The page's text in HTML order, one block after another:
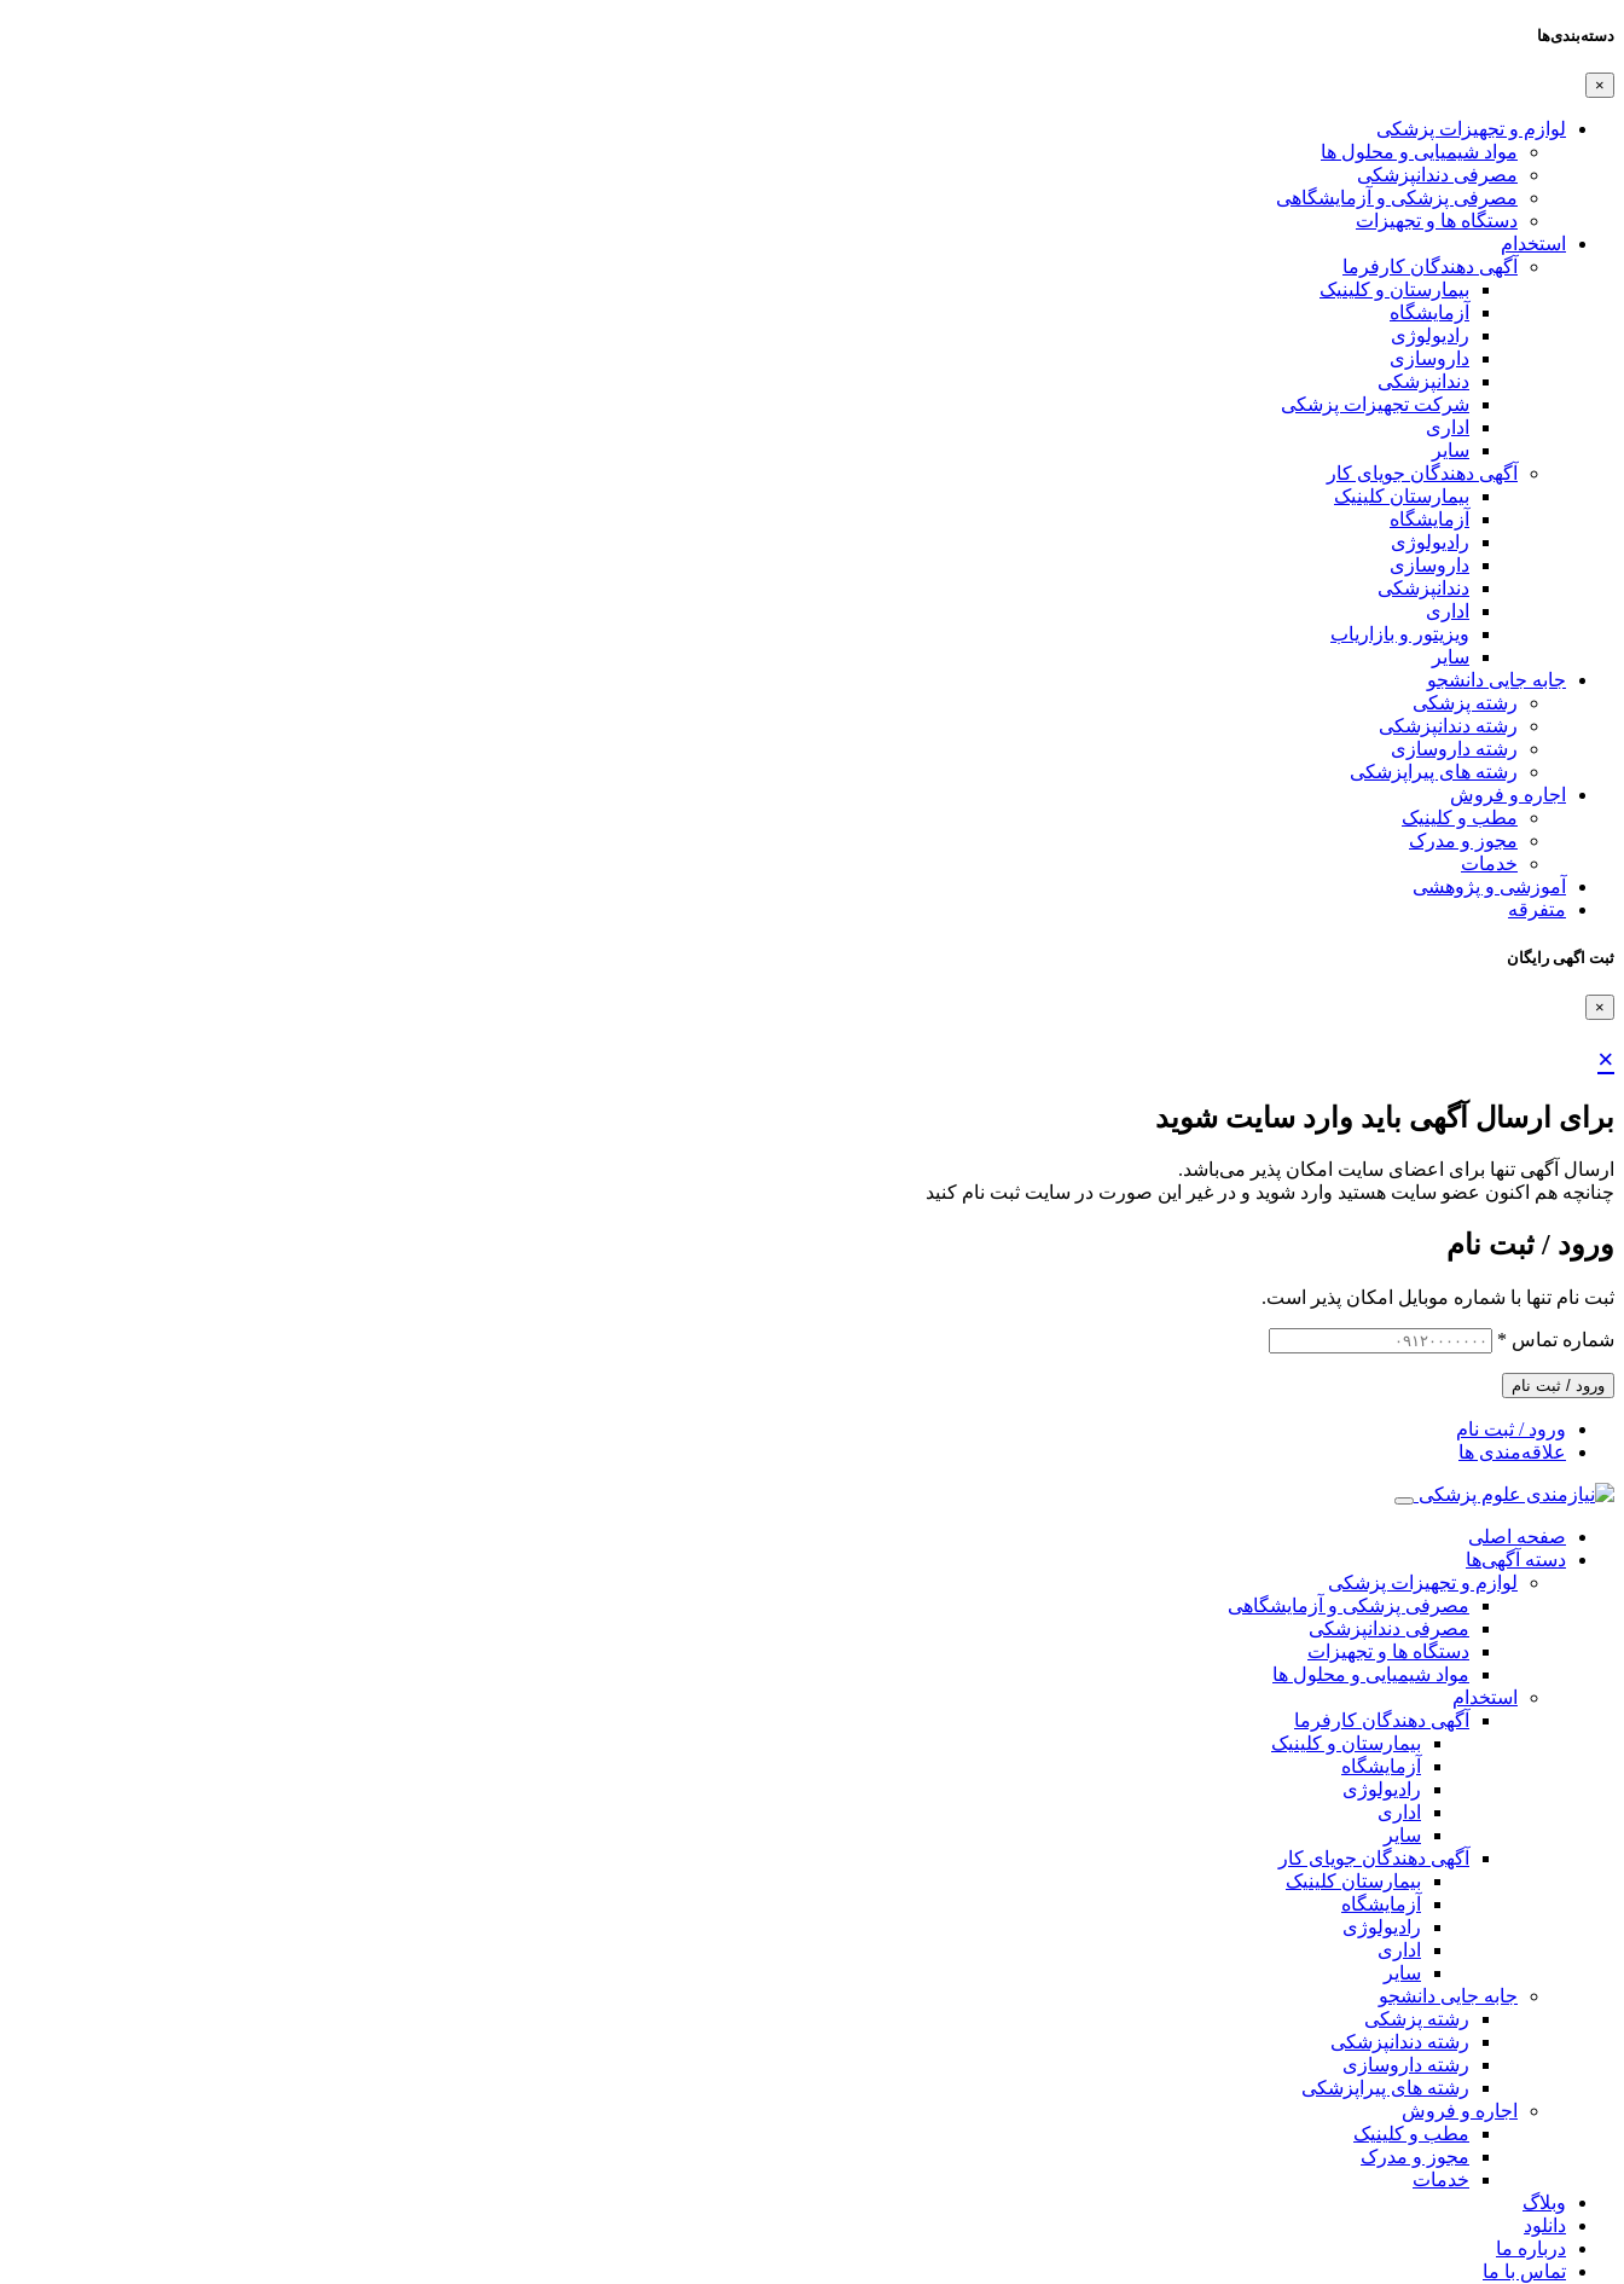
دسته‌بندی‌ها
×
لوازم و تجهیزات پزشکی
مواد شیمیایی و محلول ها
مصرفی دندانپزشکی
مصرفی پزشکی و آزمایشگاهی
دستگاه ها و تجهیزات
استخدام
آگهی دهندگان کارفرما
بیمارستان و کلینیک
آزمایشگاه
رادیولوژی
داروسازی
دندانپزشکی
شرکت تجهیزات پزشکی
اداری
سایر
آگهی دهندگان جویای کار
بیمارستان کلینیک
آزمایشگاه
رادیولوژی
داروسازی
دندانپزشکی
اداری
ویزیتور و بازاریاب
سایر
جابه جایی دانشجو
رشته پزشکی
رشته دندانپزشکی
رشته داروسازی
رشته های پیراپزشکی
اجاره و فروش
مطب و کلینیک
مجوز و مدرک
خدمات
آموزشی و پژوهشی
متفرقه
ثبت اگهی رایگان
×
×
برای ارسال آگهی باید وارد سایت شوید
ارسال آگهی تنها برای اعضای سایت امکان پذیر می‌باشد.
چنانچه هم‌ اکنون عضو سایت هستید وارد شوید و در غیر این صورت در سایت ثبت نام کنید
ورود / ثبت نام
ثبت نام تنها با شماره موبایل امکان پذیر است.
شماره تماس *
ورود / ثبت نام
ورود / ثبت نام
علاقه‌مندی ها
صفحه اصلی
دسته آگهی‌ها
لوازم و تجهیزات پزشکی
مصرفی پزشکی و آزمایشگاهی
مصرفی دندانپزشکی
دستگاه ها و تجهیزات
مواد شیمیایی و محلول ها
استخدام
آگهی دهندگان کارفرما
بیمارستان و کلینیک
آزمایشگاه
رادیولوژی
اداری
سایر
آگهی دهندگان جویای کار
بیمارستان کلینیک
آزمایشگاه
رادیولوژی
اداری
سایر
جابه جایی دانشجو
رشته پزشکی
رشته دندانپزشکی
رشته داروسازی
رشته های پیراپزشکی
اجاره و فروش
مطب و کلینیک
مجوز و مدرک
خدمات
وبلاگ
دانلود
درباره ما
تماس با ما